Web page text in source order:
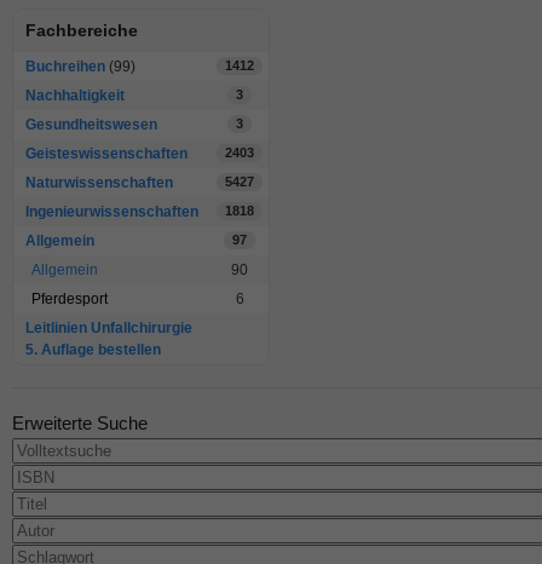
Fachbereiche
Buchreihen (99) 1412
Nachhaltigkeit 3
Gesundheitswesen 3
Geisteswissenschaften 2403
Naturwissenschaften 5427
Ingenieurwissenschaften 1818
Allgemein 97
Allgemein
90
Pferdesport
6
Leitlinien Unfallchirurgie
5. Auflage bestellen
Erweiterte Suche